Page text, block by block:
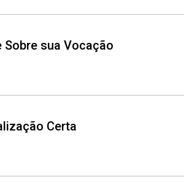
Sobre sua Vocação
Certa